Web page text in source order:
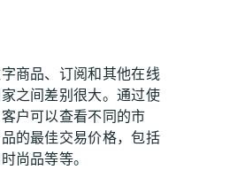
商品、订阅和其他在线
之间差别很大。通过使
户可以查看不同的市
的最佳交易价格，包括
尚品等等。